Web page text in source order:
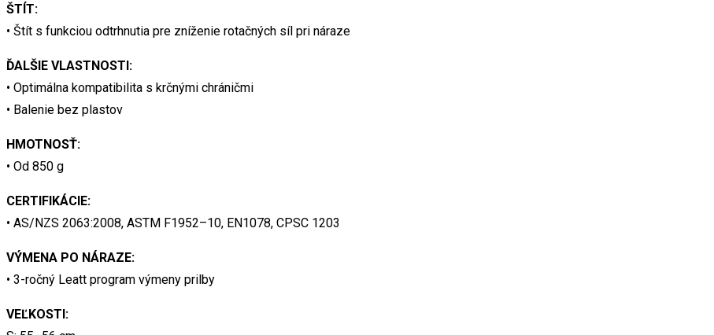
ŠTÍT:
• Štít s funkciou odtrhnutia pre zníženie rotačných síl pri náraze
ĎALŠIE VLASTNOSTI:
• Optimálna kompatibilita s krčnými chráničmi
• Balenie bez plastov
HMOTNOSŤ:
• Od 850 g
CERTIFIKÁCIE:
• AS/NZS 2063:2008, ASTM F1952–10, EN1078, CPSC 1203
VÝMENA PO NÁRAZE:
• 3-ročný Leatt program výmeny prilby
VEĽKOSTI: